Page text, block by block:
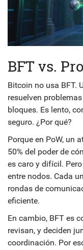
BFT vs.
Bitcoin no usa BFT.
resuelven
bloques. Es lento,
seguro. ¿Por qué?
Porque en PoW, un
50% del poder de
es caro y difícil.
entre nodos. Cada
rondas de
eficiente.
En cambio, BFT es
revisan, y deciden
coordinación. Por